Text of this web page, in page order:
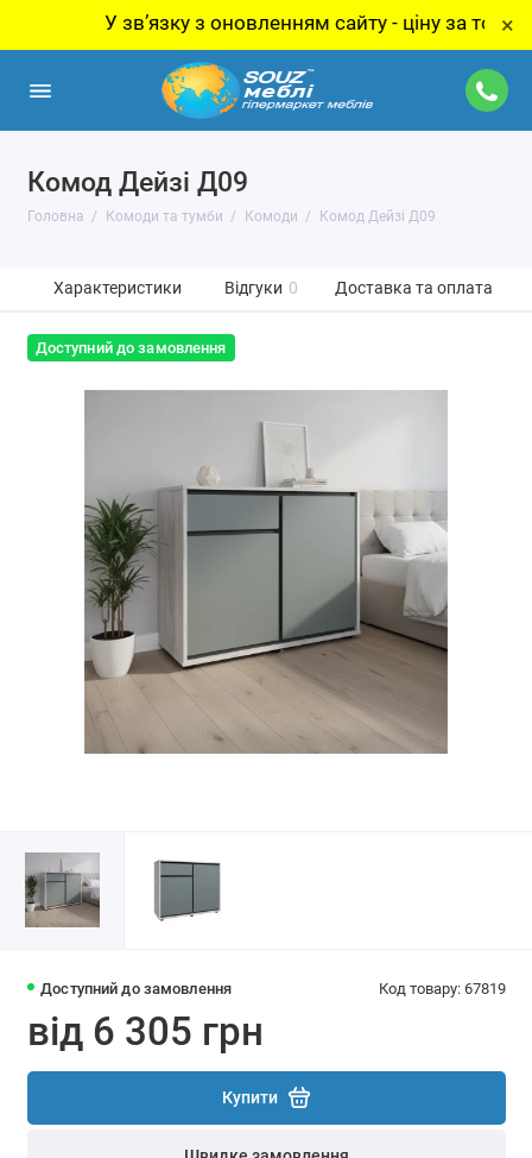
У звʼязку з оновленням сайту - ціну за товар ×
Комод Дейзі Д09
Головна Комоди та тумби Комоди Комод Дейзі Д09
Характеристики Відгуки 0 Доставка та оплата
Доступний до замовлення
Доступний до замовлення Код товару: 67819
від 6 305 грн
Купити